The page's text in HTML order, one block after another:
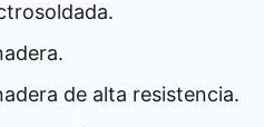
de alta resistencia.